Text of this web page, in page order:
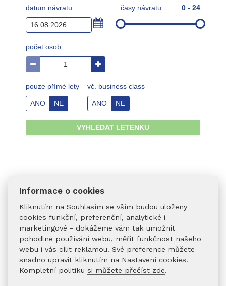
CO DOPORUČUJEME:
Pokud máš jasný plán, zpáteční letenkabývá
levnější a můžeš ji mít hned.
Pokud nevíš, kdy se budeš vracet, jednosměrná
letenkati nechává otevřené dveře – návrat pak
Informace o cookies
Kliknutím na Souhlasím se vším budou uloženy
cookies funkční, preferenční, analytické i
marketingové - dokážeme vám tak umožnit
pohodlné používání webu, měřit funkčnost našeho
webu i vás cílit reklamou. Své preference můžete
snadno upravit kliknutím na Nastavení cookies.
Kompletní politikusi můžete přečíst zde.